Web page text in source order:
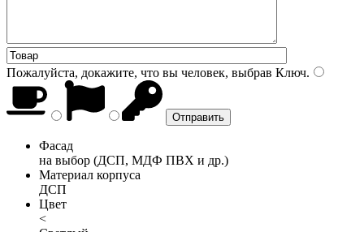
Пожалуйста, докажите, что вы человек, выбрав Ключ.
Фасад
на выбор (ДСП, МДФ ПВХ и др.)
Материал корпуса
ДСП
Цвет
<